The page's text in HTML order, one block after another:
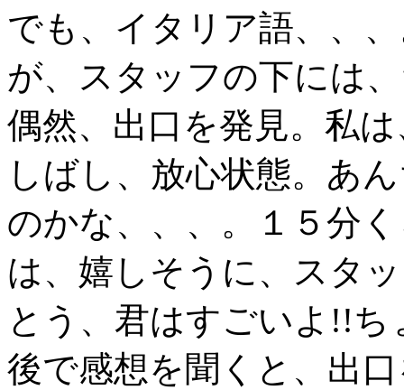
でも、イタリア語、、
が、スタッフの下には
偶然、出口を発見。私
しばし、放心状態。あ
のかな、、、。１５分
は、嬉しそうに、スタ
とう、君はすごいよ!!
後で感想を聞くと、出